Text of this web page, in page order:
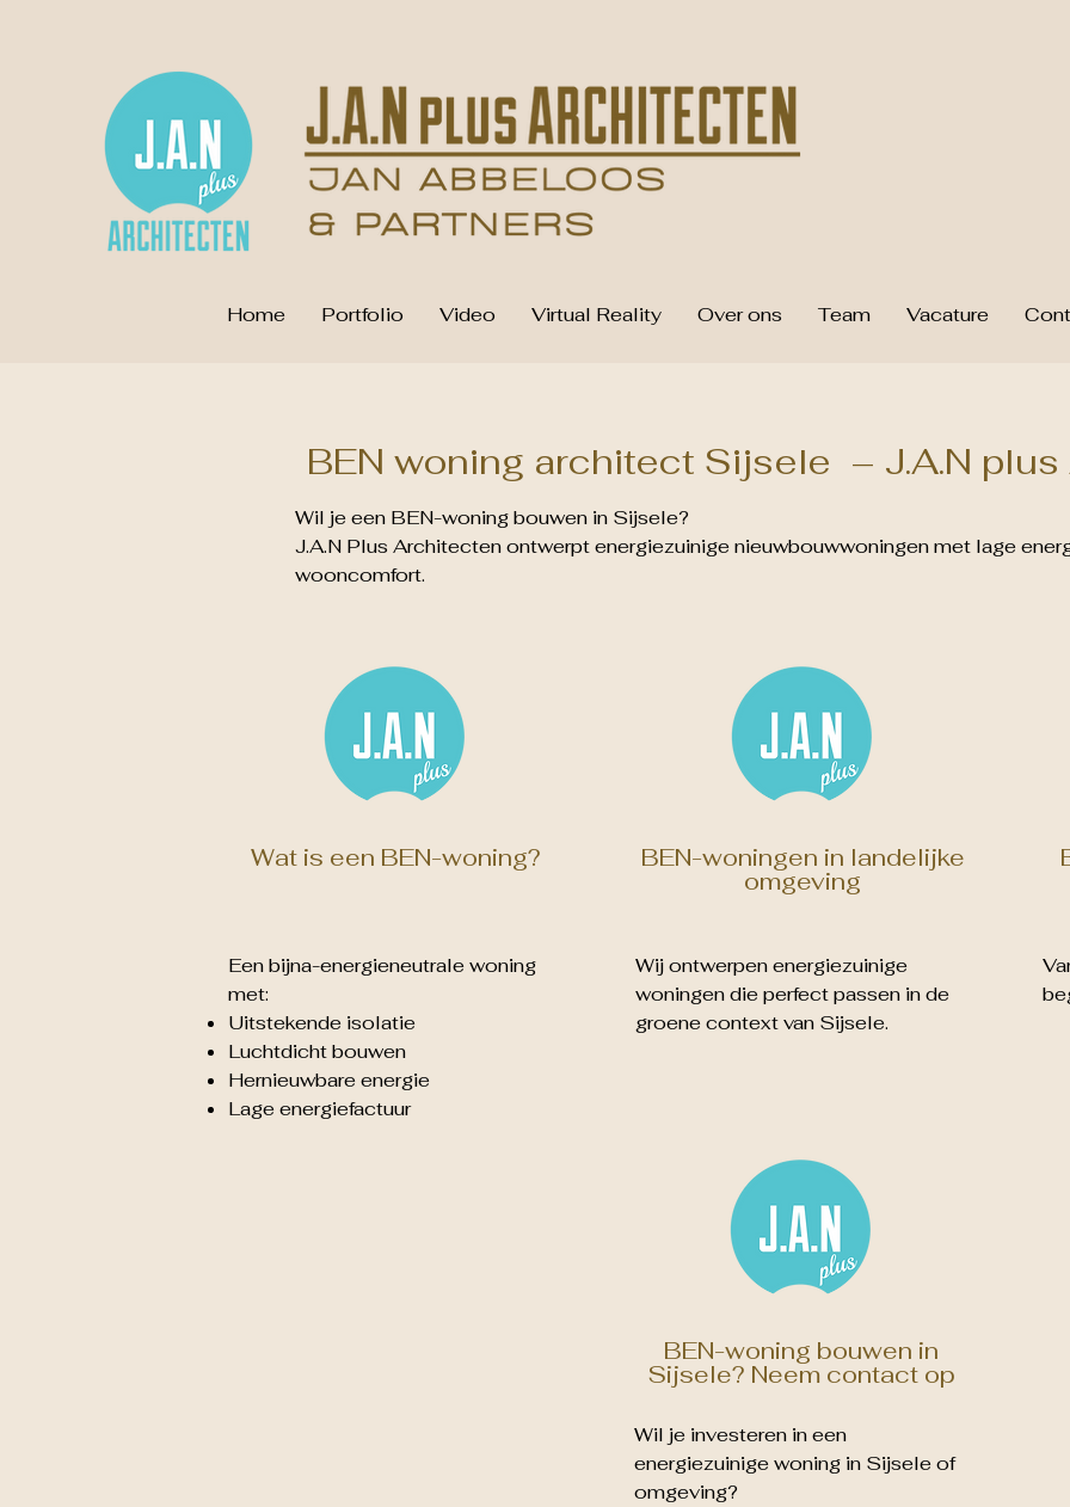
Home Portfolio Video Virtual Reality Over ons Team Vacature
BEN woning architect Sijsele – J.A.N
Wil je een BEN-woning bouwen in Sijsele?
J.A.N Plus Architecten ontwerpt energiezuinige nieuwbouwwoningen met lage
wooncomfort.
Wat is een BEN-woning?
Een bijna-energieneutrale woning
met:
Uitstekende isolatie
Luchtdicht bouwen
Hernieuwbare energie
Lage energiefactuur
BEN-woningen in landelijke
omgeving
Wij ontwerpen energiezuinige
woningen die perfect passen in de
groene context van Sijsele.
BEN-woning bouwen in
Sijsele? Neem contact op
Wil je investeren in een
energiezuinige woning in Sijsele of
omgeving?